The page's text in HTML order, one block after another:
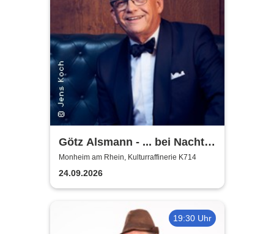
Götz Alsmann - ... bei Nacht
...
Monheim am Rhein, Kulturraffinerie K714
24.09.2026
19:30 Uhr